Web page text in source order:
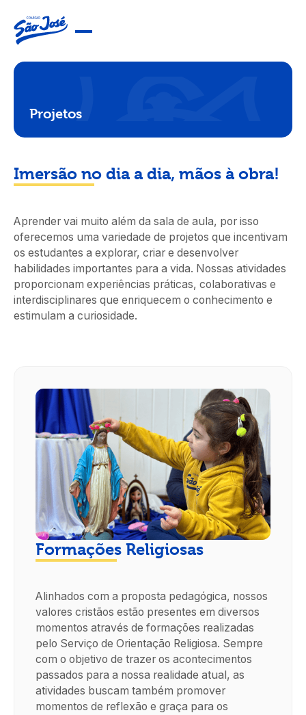
Projetos
Imersão no dia a dia, mãos à obra!
Aprender vai muito além da sala de aula, por isso
oferecemos uma variedade de projetos que incentivam
os estudantes a explorar, criar e desenvolver
habilidades importantes para a vida. Nossas atividades
proporcionam experiências práticas, colaborativas e
interdisciplinares que enriquecem o conhecimento e
estimulam a curiosidade.
Formações Religiosas
Alinhados com a proposta pedagógica, nossos
valores cristãos estão presentes em diversos
momentos através de formações realizadas
pelo Serviço de Orientação Religiosa. Sempre
com o objetivo de trazer os acontecimentos
passados para a nossa realidade atual, as
atividades buscam também promover
momentos de reflexão e graça para os